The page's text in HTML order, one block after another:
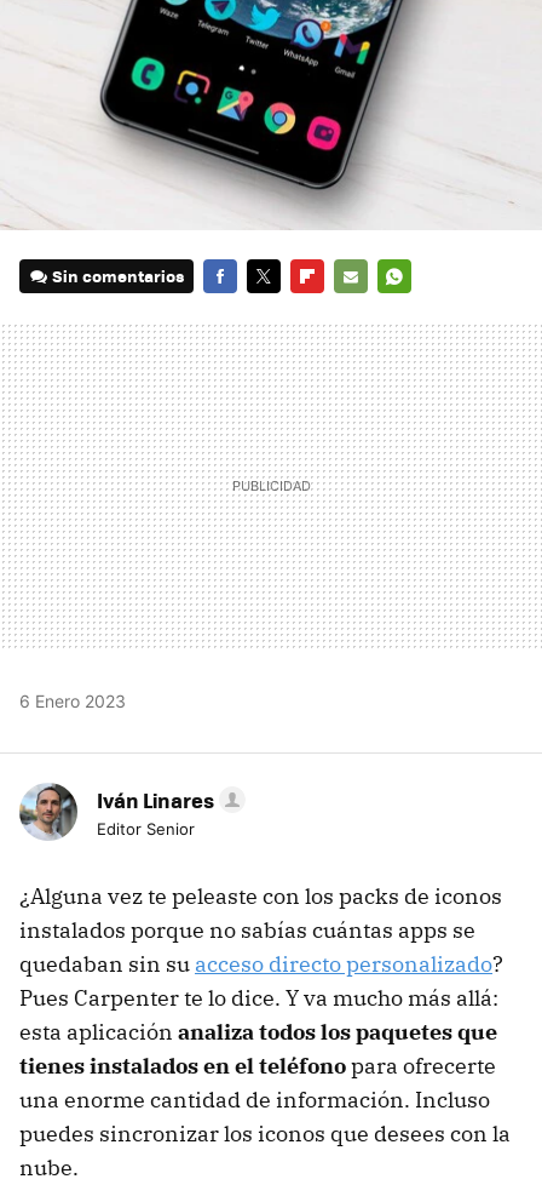
Sin comentarios
MAIL
6 Enero 2023
Iván Linares
Editor Senior
¿Alguna vez te peleaste con los packs de iconos
instalados porque no sabías cuántas apps se
quedaban sin su acceso directo personalizado?
Pues Carpenter te lo dice. Y va mucho más allá:
esta aplicación analiza todos los paquetes que
tienes instalados en el teléfonopara ofrecerte
una enorme cantidad de información. Incluso
puedes sincronizar los iconos que desees con la
nube.